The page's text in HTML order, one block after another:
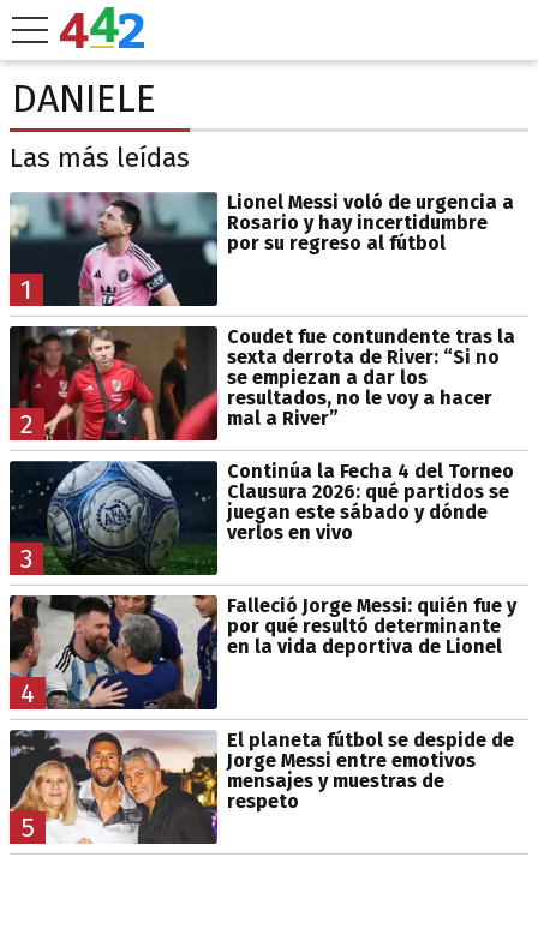
DANIELE
Las más leídas
1
Lionel Messi voló de urgencia a
Rosario y hay incertidumbre
por su regreso al fútbol
2
Coudet fue contundente tras la
sexta derrota de River: “Si no
se empiezan a dar los
resultados, no le voy a hacer
mal a River”
3
Continúa la Fecha 4 del Torneo
Clausura 2026: qué partidos se
juegan este sábado y dónde
verlos en vivo
4
Falleció Jorge Messi: quién fue y
por qué resultó determinante
en la vida deportiva de Lionel
5
El planeta fútbol se despide de
Jorge Messi entre emotivos
mensajes y muestras de
respeto